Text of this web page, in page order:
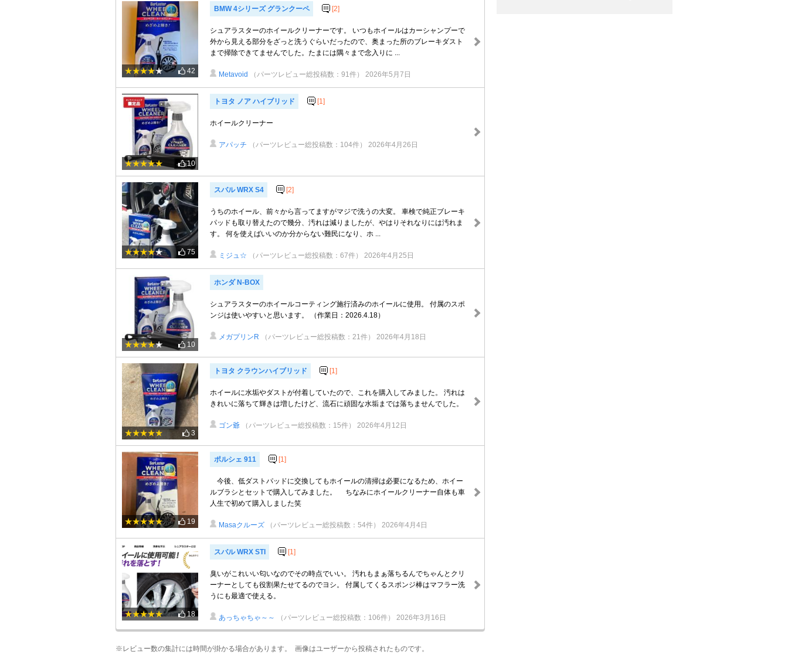
42
BMW 4シリーズ グランクーペ [2]
シュアラスターのホイールクリーナーです。 いつもホイールはカーシャンプーで
外から見える部分をざっと洗うぐらいだったので、奥まった所のブレーキダスト
まで掃除できてませんでした。たまには隅々まで念入りに ...
Metavoid （パーツレビュー総投稿数：91件） 2026年5月7日
10
トヨタ ノア ハイブリッド [1]
ホイールクリーナー
アパッチ （パーツレビュー総投稿数：104件） 2026年4月26日
75
スバル WRX S4 [2]
うちのホイール、前々から言ってますがマジで洗うの大変。 車検で純正ブレーキ
パッドも取り替えたので幾分、汚れは減りましたが、やはりそれなりには汚れま
す。 何を使えばいいのか分からない難民になり、ホ ...
ミジュ☆ （パーツレビュー総投稿数：67件） 2026年4月25日
10
ホンダ N-BOX
シュアラスターのホイールコーティング施行済みのホイールに使用。 付属のスポ
ンジは使いやすいと思います。 （作業日：2026.4.18）
メガプリンR （パーツレビュー総投稿数：21件） 2026年4月18日
3
トヨタ クラウンハイブリッド [1]
ホイールに水垢やダストが付着していたので、これを購入してみました。 汚れは
きれいに落ちて輝きは増したけど、流石に頑固な水垢までは落ちませんでした。
ゴン爺 （パーツレビュー総投稿数：15件） 2026年4月12日
19
ポルシェ 911 [1]
今後、低ダストパッドに交換してもホイールの清掃は必要になるため、ホイー
ルブラシとセットで購入してみました。 ちなみにホイールクリーナー自体も車
人生で初めて購入しました笑
Masaクルーズ （パーツレビュー総投稿数：54件） 2026年4月4日
18
スバル WRX STI [1]
臭いがこれいい匂いなのでその時点でいい。 汚れもまぁ落ちるんでちゃんとクリ
ーナーとしても役割果たせてるのでヨシ。 付属してくるスポンジ棒はマフラー洗
うにも最適で使える。
あっちゃちゃ～～ （パーツレビュー総投稿数：106件） 2026年3月16日
※レビュー数の集計には時間が掛かる場合があります。 画像はユーザーから投稿されたものです。